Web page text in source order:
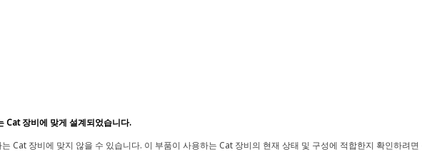
Cat 장비에 맞게 설계되었습니다.
Cat 장비에 맞지 않을 수 있습니다. 이 부품이 사용하는 Cat 장비의 현재 상태 및 구성에 적합한지 확인하려